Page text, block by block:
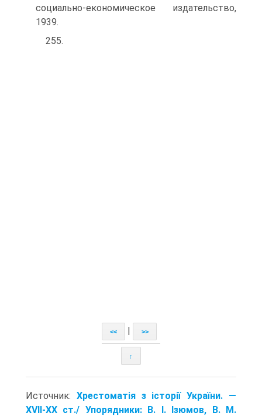
социально-економическое издательство,
1939.
255.
<< >>
↑
Источник: Хрестоматія з історії України. —
XVII-XX ст./ Упорядники: В. І. Ізюмов, В. М.